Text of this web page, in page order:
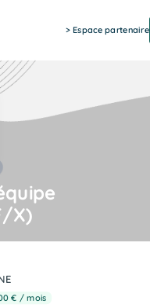
> Espace partenaire
X)
€ / mois